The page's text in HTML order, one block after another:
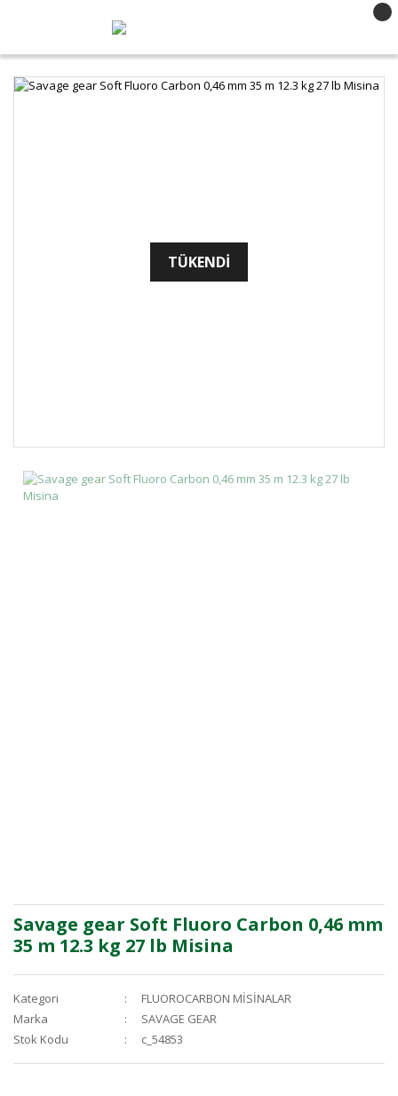
TÜKENDİ
Savage gear Soft Fluoro Carbon 0,46 mm
35 m 12.3 kg 27 lb Misina
Kategori
FLUOROCARBON MİSİNALAR
Marka
SAVAGE GEAR
Stok Kodu
c_54853